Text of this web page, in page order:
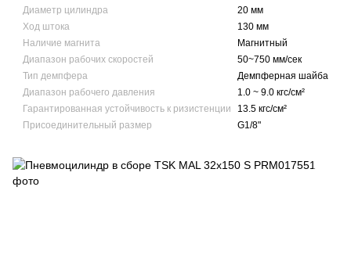
Диаметр цилиндра
20 мм
Ход штока
130 мм
Наличие магнита
Магнитный
Диапазон рабочих скоростей
50~750 мм/сек
Тип демпфера
Демпферная шайба
Диапазон рабочего давления
1.0 ~ 9.0 кгс/см²
Гарантированная устойчивость к ризистенции
13.5 кгс/см²
Присоединительный размер
G1/8"